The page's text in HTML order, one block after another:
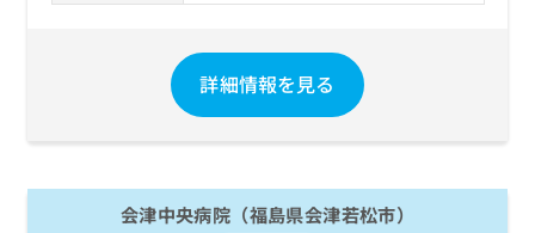
詳細情報を見る
会津中央病院（福島県会津若松市）